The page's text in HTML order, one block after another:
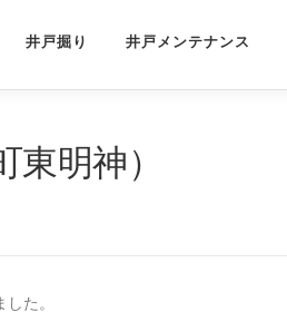
井戸掘り 井戸メンテナンス
明神）
た。